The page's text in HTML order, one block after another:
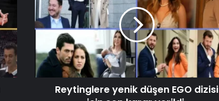
Reytinglere yenik düşen EGO dizisi